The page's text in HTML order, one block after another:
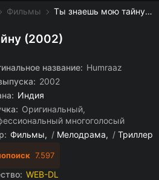
Фильмы Ты знаешь мою тайну смотреть онлайн бесплатно
(2002)
название: Humraaz
2002
Индия
Оригинальный,
многоголосый
Фильмы / Мелодрама / Триллер
7.597
WEB-DL